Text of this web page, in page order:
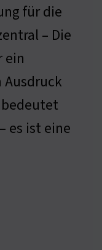
für die
– Die
ein
Ausdruck
es ist eine